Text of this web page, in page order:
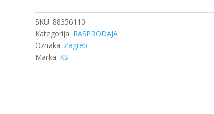
SKU: 88356110
Kategorija: RASPRODAJA
Oznaka: Zagreb
Marka: KS